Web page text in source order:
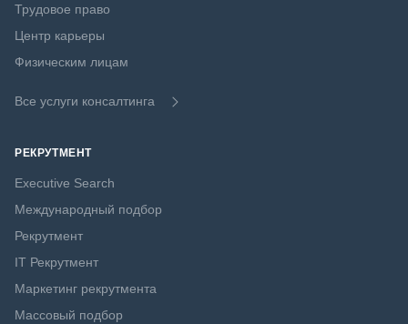
Трудовое право
Центр карьеры
Физическим лицам
Все услуги консалтинга
РЕКРУТМЕНТ
Executive Search
Международный подбор
Рекрутмент
IT Рекрутмент
Маркетинг рекрутмента
Массовый подбор